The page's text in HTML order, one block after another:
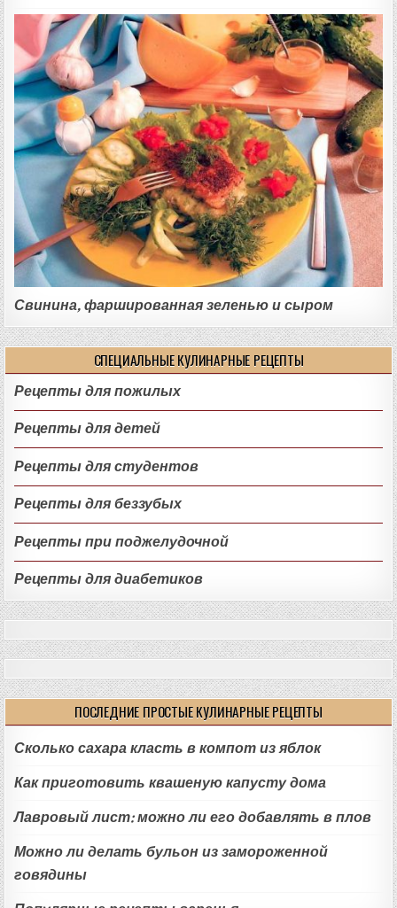
Свинина, фаршированная зеленью и сыром
СПЕЦИАЛЬНЫЕ КУЛИНАРНЫЕ РЕЦЕПТЫ
Рецепты для пожилых
Рецепты для детей
Рецепты для студентов
Рецепты для беззубых
Рецепты при поджелудочной
Рецепты для диабетиков
ПОСЛЕДНИЕ ПРОСТЫЕ КУЛИНАРНЫЕ РЕЦЕПТЫ
Сколько сахара класть в компот из яблок
Как приготовить квашеную капусту дома
Лавровый лист: можно ли его добавлять в плов
Можно ли делать бульон из замороженной
говядины